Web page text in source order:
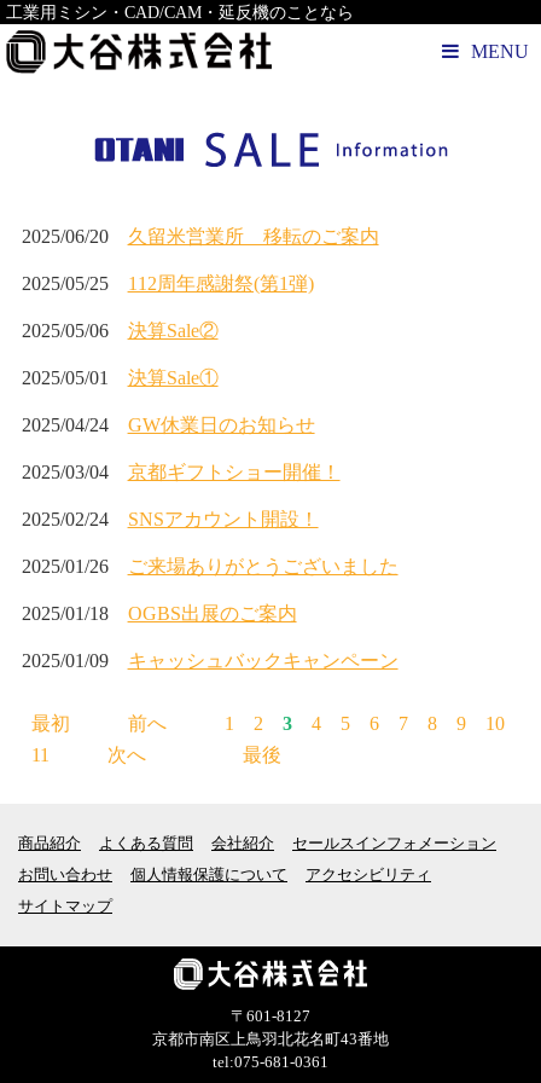
工業用ミシン・CAD/CAM・延反機のことなら
MENU
2025/06/20 久留米営業所 移転のご案内
2025/05/25 112周年感謝祭(第1弾)
2025/05/06 決算Sale②
2025/05/01 決算Sale①
2025/04/24 GW休業日のお知らせ
2025/03/04 京都ギフトショー開催！
2025/02/24 SNSアカウント開設！
2025/01/26 ご来場ありがとうございました
2025/01/18 OGBS出展のご案内
2025/01/09 キャッシュバックキャンペーン
最初 前へ 1 2 3 4 5 6 7 8 9
10
11
次へ 最後
商品紹介 よくある質問 会社紹介
セールスインフォメーション
お問い合わせ
個人情報保護について
アクセシビリティ
サイトマップ
〒601-8127
京都市南区上鳥羽北花名町43番地
tel:075-681-0361